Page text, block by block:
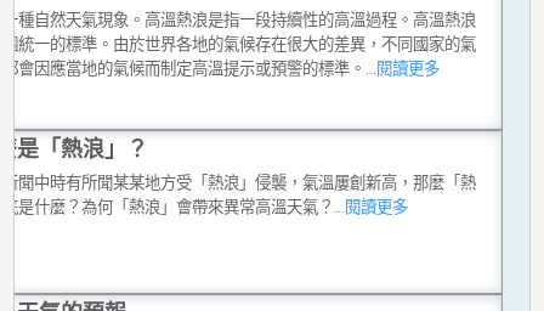
種自然天氣現象。高溫熱浪是指一段持續性的高溫過程。高溫熱浪
統一的標準。由於世界各地的氣候存在很大的差異，不同國家的氣
會因應當地的氣候而制定高溫提示或預警的標準。
...閱讀更多
是「熱浪」？
聞中時有所聞某某地方受「熱浪」侵襲，氣溫屢創新高，那麼「熱
是什麼？為何「熱浪」會帶來異常高溫天氣？ ...閱讀更多